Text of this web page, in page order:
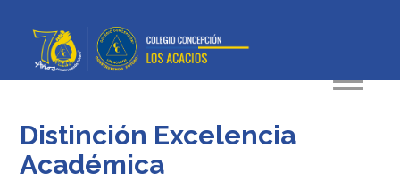
Distinción Excelencia
Académica